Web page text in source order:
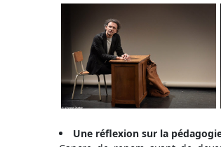
Une réflexion sur la